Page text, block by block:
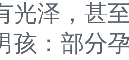
光泽，甚
：部分孕